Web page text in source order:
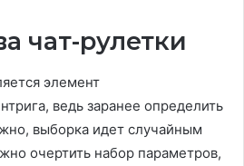
чат-рулетки
элемент
ведь заранее определить
выборка идет случайным
очертить набор параметров,